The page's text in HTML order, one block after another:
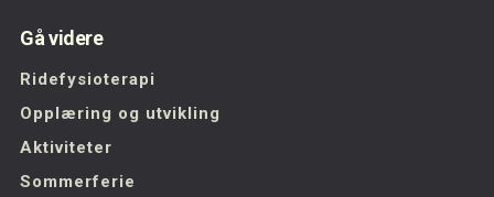
Gå videre
Ridefysioterapi
Opplæring og utvikling
Aktiviteter
Sommerferie